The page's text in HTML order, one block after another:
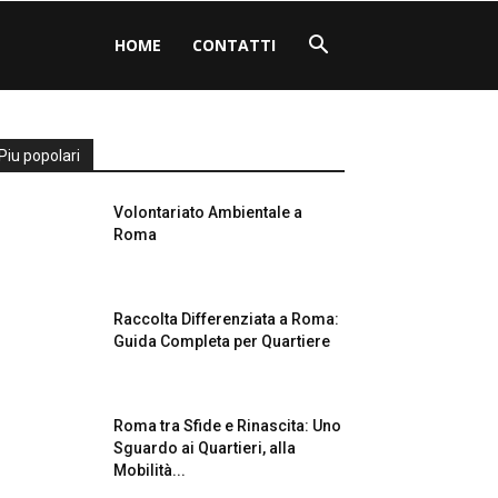
HOME CONTATTI
Piu popolari
Volontariato Ambientale a
Roma
Raccolta Differenziata a Roma:
Guida Completa per Quartiere
Roma tra Sfide e Rinascita: Uno
Sguardo ai Quartieri, alla
Mobilità...